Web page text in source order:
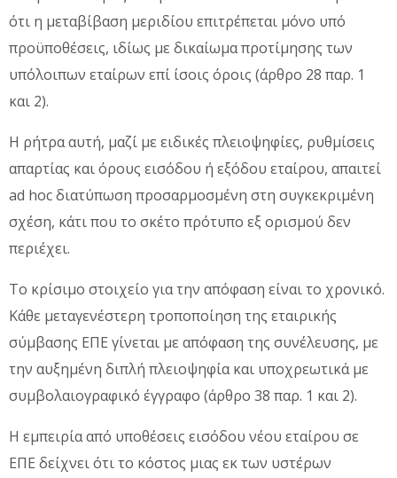
ότι η μεταβίβαση μεριδίου επιτρέπεται μόνο υπό
προϋποθέσεις, ιδίως με δικαίωμα προτίμησης των
υπόλοιπων εταίρων επί ίσοις όροις (άρθρο 28 παρ. 1
και 2).
Η ρήτρα αυτή, μαζί με ειδικές πλειοψηφίες, ρυθμίσεις
απαρτίας και όρους εισόδου ή εξόδου εταίρου, απαιτεί
ad hoc διατύπωση προσαρμοσμένη στη συγκεκριμένη
σχέση, κάτι που το σκέτο πρότυπο εξ ορισμού δεν
περιέχει.
Το κρίσιμο στοιχείο για την απόφαση είναι το χρονικό.
Κάθε μεταγενέστερη τροποποίηση της εταιρικής
σύμβασης ΕΠΕ γίνεται με απόφαση της συνέλευσης, με
την αυξημένη διπλή πλειοψηφία και υποχρεωτικά με
συμβολαιογραφικό έγγραφο (άρθρο 38 παρ. 1 και 2).
Η εμπειρία από υποθέσεις εισόδου νέου εταίρου σε
ΕΠΕ δείχνει ότι το κόστος μιας εκ των υστέρων